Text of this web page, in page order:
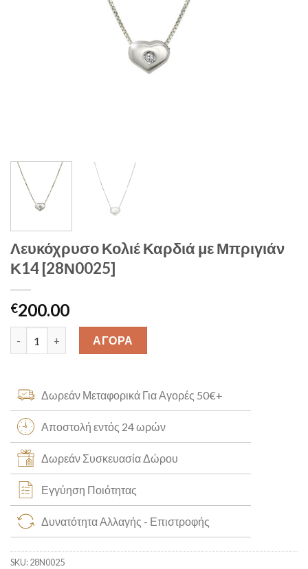
Λευκόχρυσο Κολιέ Καρδιά με Μπριγιάν
Κ14 [28Ν0025]
€200.00
Λευκόχρυσο Κολιέ Καρδιά με Μπριγιάν Κ14 [28Ν0025] quantity
ΑΓΟΡΑ
Δωρεάν Μεταφορικά Για Αγορές 50€+
Αποστολή εντός 24 ωρών
Δωρεάν Συσκευασία Δώρου
Εγγύηση Ποιότητας
Δυνατότητα Αλλαγής - Επιστροφής
SKU:28N0025